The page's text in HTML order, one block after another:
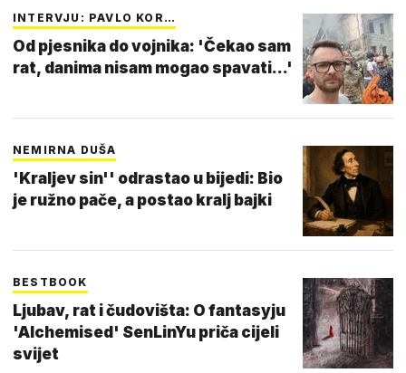
INTERVJU: PAVLO KOR…
Od pjesnika do vojnika: 'Čekao sam
rat, danima nisam mogao spavati...'
NEMIRNA DUŠA
'Kraljev sin'' odrastao u bijedi: Bio
je ružno pače, a postao kralj bajki
BESTBOOK
Ljubav, rat i čudovišta: O fantasyju
'Alchemised' SenLinYu priča cijeli
svijet